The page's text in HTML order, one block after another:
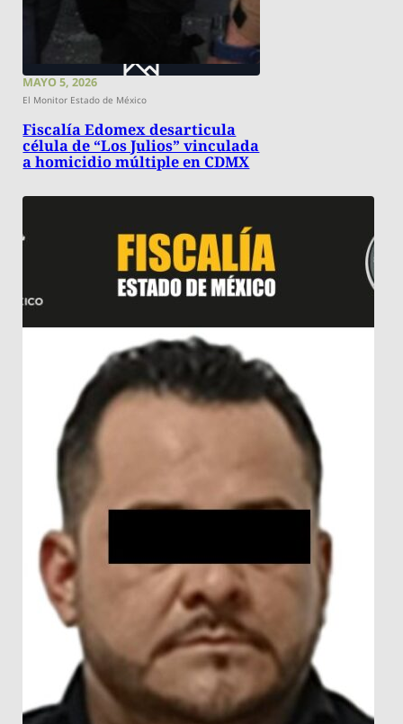
MAYO 5, 2026
El Monitor Estado de México
Fiscalía Edomex desarticula
célula de “Los Julios” vinculada
a homicidio múltiple en CDMX